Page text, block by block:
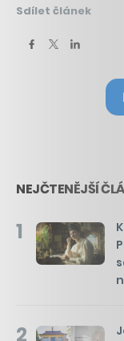
Sdílet článek
NEJČTENĚJŠÍ
1
2